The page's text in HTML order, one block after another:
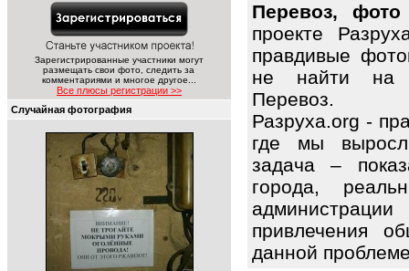
Зарегистрированные участники могут
размещать свои фото, следить за
комментариями и многое другое...
Все плюсы регистрации >>
Случайная фотография
Перевоз,
проекте
правдивые
не найти на
Перевоз.
Разруха.org -
где мы
задача –
города,
привлечения
данной